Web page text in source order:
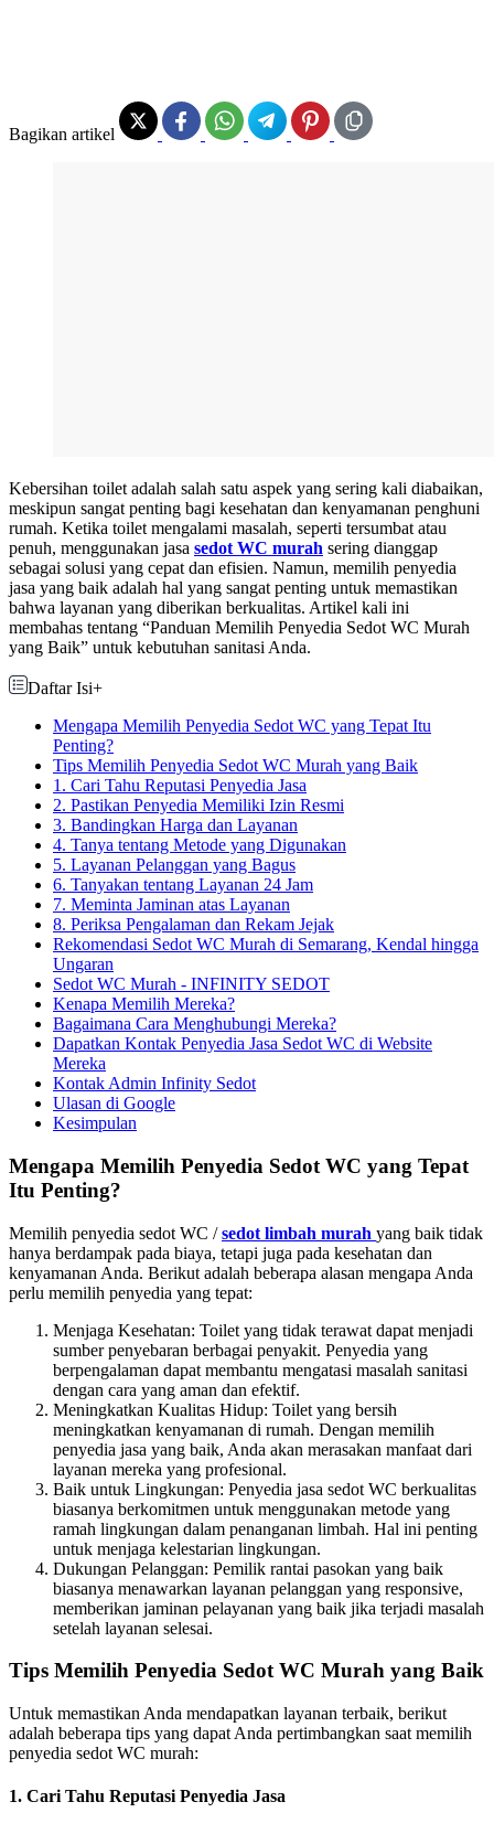
Bagikan artikel
Kebersihan toilet adalah salah satu aspek yang sering kali diabaikan,
meskipun sangat penting bagi kesehatan dan kenyamanan penghuni
rumah. Ketika toilet mengalami masalah, seperti tersumbat atau
penuh, menggunakan jasa sedot WC murah sering dianggap
sebagai solusi yang cepat dan efisien. Namun, memilih penyedia
jasa yang baik adalah hal yang sangat penting untuk memastikan
bahwa layanan yang diberikan berkualitas. Artikel kali ini
membahas tentang “Panduan Memilih Penyedia Sedot WC Murah
yang Baik” untuk kebutuhan sanitasi Anda.
Daftar Isi+
Mengapa Memilih Penyedia Sedot WC yang Tepat Itu
Penting?
Tips Memilih Penyedia Sedot WC Murah yang Baik
1. Cari Tahu Reputasi Penyedia Jasa
2. Pastikan Penyedia Memiliki Izin Resmi
3. Bandingkan Harga dan Layanan
4. Tanya tentang Metode yang Digunakan
5. Layanan Pelanggan yang Bagus
6. Tanyakan tentang Layanan 24 Jam
7. Meminta Jaminan atas Layanan
8. Periksa Pengalaman dan Rekam Jejak
Rekomendasi Sedot WC Murah di Semarang, Kendal hingga
Ungaran
Sedot WC Murah - INFINITY SEDOT
Kenapa Memilih Mereka?
Bagaimana Cara Menghubungi Mereka?
Dapatkan Kontak Penyedia Jasa Sedot WC di Website
Mereka
Kontak Admin Infinity Sedot
Ulasan di Google
Kesimpulan
Mengapa Memilih Penyedia Sedot WC yang Tepat
Itu Penting?
Memilih penyedia sedot WC /sedot limbah murah yang baik tidak
hanya berdampak pada biaya, tetapi juga pada kesehatan dan
kenyamanan Anda. Berikut adalah beberapa alasan mengapa Anda
perlu memilih penyedia yang tepat:
Menjaga Kesehatan: Toilet yang tidak terawat dapat menjadi
sumber penyebaran berbagai penyakit. Penyedia yang
berpengalaman dapat membantu mengatasi masalah sanitasi
dengan cara yang aman dan efektif.
Meningkatkan Kualitas Hidup: Toilet yang bersih
meningkatkan kenyamanan di rumah. Dengan memilih
penyedia jasa yang baik, Anda akan merasakan manfaat dari
layanan mereka yang profesional.
Baik untuk Lingkungan: Penyedia jasa sedot WC berkualitas
biasanya berkomitmen untuk menggunakan metode yang
ramah lingkungan dalam penanganan limbah. Hal ini penting
untuk menjaga kelestarian lingkungan.
Dukungan Pelanggan: Pemilik rantai pasokan yang baik
biasanya menawarkan layanan pelanggan yang responsive,
memberikan jaminan pelayanan yang baik jika terjadi masalah
setelah layanan selesai.
Tips Memilih Penyedia Sedot WC Murah yang Baik
Untuk memastikan Anda mendapatkan layanan terbaik, berikut
adalah beberapa tips yang dapat Anda pertimbangkan saat memilih
penyedia sedot WC murah:
1. Cari Tahu Reputasi Penyedia Jasa